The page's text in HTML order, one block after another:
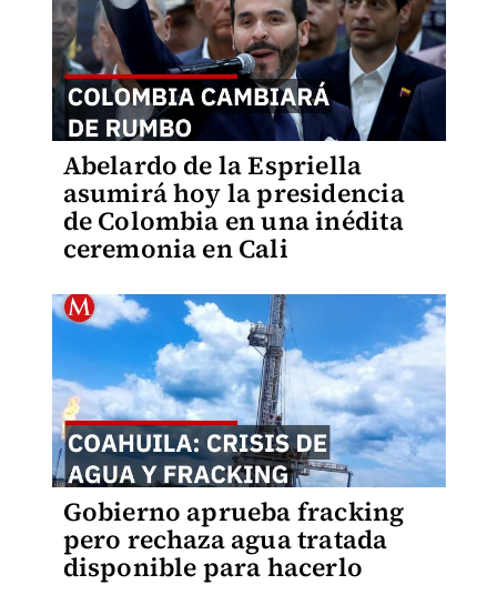
Abelardo de la Espriella
asumirá hoy la presidencia
de Colombia en una inédita
ceremonia en Cali
Gobierno aprueba fracking
pero rechaza agua tratada
disponible para hacerlo